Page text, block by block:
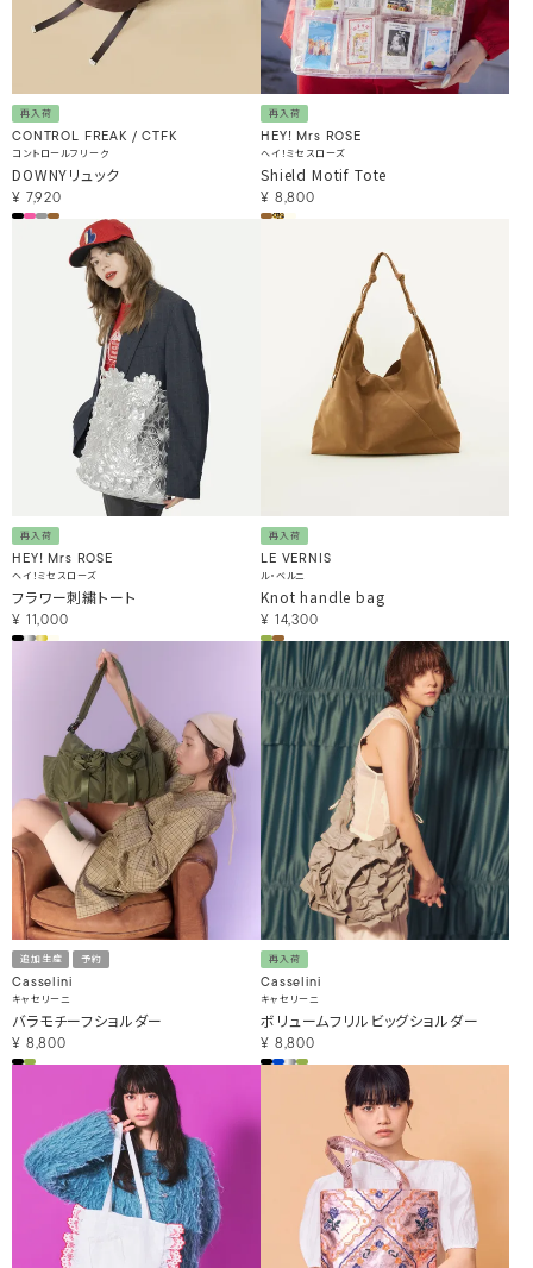
再入荷
CONTROL FREAK / CTFK
コントロールフリーク
DOWNYリュック
¥ 7,920
再入荷
HEY! Mrs ROSE
ヘイ！ミセスローズ
Shield Motif Tote
¥ 8,800
再入荷
HEY! Mrs ROSE
ヘイ！ミセスローズ
フラワー刺繍トート
¥ 11,000
再入荷
LE VERNIS
ル・ベルニ
Knot handle bag
¥ 14,300
追加生産 予約
Casselini
キャセリーニ
バラモチーフショルダー
¥ 8,800
再入荷
Casselini
キャセリーニ
ボリュームフリルビッグショルダー
¥ 8,800